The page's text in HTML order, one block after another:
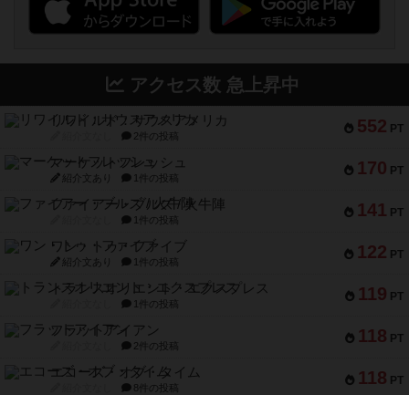
アクセス数 急上昇中
552 PT
リワイルド：サウスアメリカ
2件の投稿
170 PT
マーケットフレッシュ
紹介文あり 1件の投稿
141 PT
ファイアー・ブルズ / 火牛陣
1件の投稿
122 PT
ワン・トゥ・ファイブ
紹介文あり 1件の投稿
119 PT
トランスオリエント・エクスプレス
1件の投稿
118 PT
フラットアイアン
2件の投稿
118 PT
エコーズ・オブ・タイム
8件の投稿